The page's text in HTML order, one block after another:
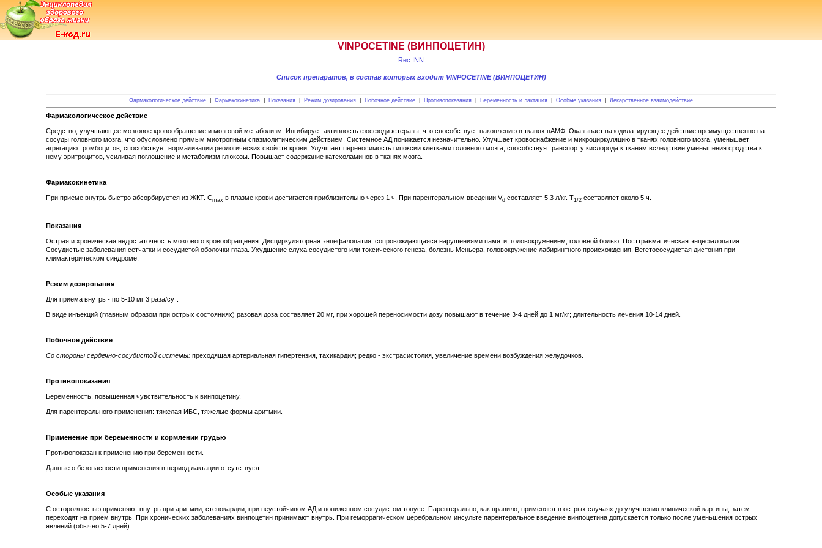
VINPOCETINE (ВИНПОЦЕТИН)
Rec.INN
Список препаратов, в состав которых входит VINPOCETINE (ВИНПОЦЕТИН)
Фармакологическое действие Фармакокинетика Показания Режим дозирования Побочное действие Противопоказания Беременность и лактация Особые указания Лекарственное взаимодействие
Фармакологическое действие
Средство, улучшающее мозговое кровообращение и мозговой метаболизм. Ингибирует активность фосфодиэстеразы, что способствует накоплению в тканях цАМФ. Оказывает вазодилатирующее действие преимущественно на
сосуды головного мозга, что обусловлено прямым миотропным спазмолитическим действием. Системное АД понижается незначительно. Улучшает кровоснабжение и микроциркуляцию в тканях головного мозга, уменьшает
агрегацию тромбоцитов, способствует нормализации реологических свойств крови. Улучшает переносимость гипоксии клетками головного мозга, способствуя транспорту кислорода к тканям вследствие уменьшения сродства к
нему эритроцитов, усиливая поглощение и метаболизм глюкозы. Повышает содержание катехоламинов в тканях мозга.
Фармакокинетика
При приеме внутрь быстро абсорбируется из ЖКТ. Cmax в плазме крови достигается приблизительно через 1 ч. При парентеральном введении Vd составляет 5.3 л/кг. T1/2 составляет около 5 ч.
Показания
Острая и хроническая недостаточность мозгового кровообращения. Дисциркуляторная энцефалопатия, сопровождающаяся нарушениями памяти, головокружением, головной болью. Посттравматическая энцефалопатия.
Сосудистые заболевания сетчатки и сосудистой оболочки глаза. Ухудшение слуха сосудистого или токсического генеза, болезнь Меньера, головокружение лабиринтного происхождения. Вегетососудистая дистония при
климактерическом синдроме.
Режим дозирования
Для приема внутрь - по 5-10 мг 3 раза/сут.
В виде инъекций (главным образом при острых состояниях) разовая доза составляет 20 мг, при хорошей переносимости дозу повышают в течение 3-4 дней до 1 мг/кг; длительность лечения 10-14 дней.
Побочное действие
Со стороны сердечно-сосудистой системы: преходящая артериальная гипертензия, тахикардия; редко - экстрасистолия, увеличение времени возбуждения желудочков.
Противопоказания
Беременность, повышенная чувствительность к винпоцетину.
Для парентерального применения: тяжелая ИБС, тяжелые формы аритмии.
Применение при беременности и кормлении грудью
Противопоказан к применению при беременности.
Данные о безопасности применения в период лактации отсутствуют.
Особые указания
С осторожностью применяют внутрь при аритмии, стенокардии, при неустойчивом АД и пониженном сосудистом тонусе. Парентерально, как правило, применяют в острых случаях до улучшения клинической картины, затем
переходят на прием внутрь. При хронических заболеваниях винпоцетин принимают внутрь. При геморрагическом церебральном инсульте парентеральное введение винпоцетина допускается только после уменьшения острых
явлений (обычно 5-7 дней).